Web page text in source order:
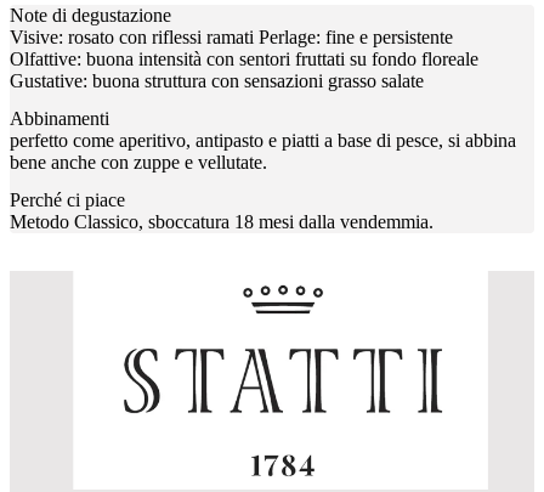
Note di degustazione
Visive: rosato con riflessi ramati Perlage: fine e persistente
Olfattive: buona intensità con sentori fruttati su fondo floreale
Gustative: buona struttura con sensazioni grasso salate
Abbinamenti
perfetto come aperitivo, antipasto e piatti a base di pesce, si abbina
bene anche con zuppe e vellutate.
Perché ci piace
Metodo Classico, sboccatura 18 mesi dalla vendemmia.